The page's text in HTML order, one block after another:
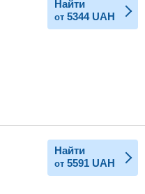
Найти
от 5344 UAH
Найти
от 5591 UAH